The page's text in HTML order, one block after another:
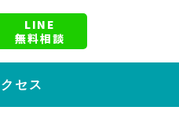
LINE
無料相談
セス